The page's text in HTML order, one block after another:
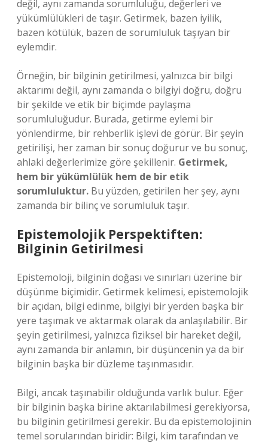
değil, aynı zamanda sorumluluğu, değerleri ve
yükümlülükleri de taşır. Getirmek, bazen iyilik,
bazen kötülük, bazen de sorumluluk taşıyan bir
eylemdir.
Örneğin, bir bilginin getirilmesi, yalnızca bir bilgi
aktarımı değil, aynı zamanda o bilgiyi doğru, doğru
bir şekilde ve etik bir biçimde paylaşma
sorumluluğudur. Burada, getirme eylemi bir
yönlendirme, bir rehberlik işlevi de görür. Bir şeyin
getirilişi, her zaman bir sonuç doğurur ve bu sonuç,
ahlaki değerlerimize göre şekillenir. Getirmek,
hem bir yükümlülük hem de bir etik
sorumluluktur. Bu yüzden, getirilen her şey, aynı
zamanda bir bilinç ve sorumluluk taşır.
Epistemolojik Perspektiften:
Bilginin Getirilmesi
Epistemoloji, bilginin doğası ve sınırları üzerine bir
düşünme biçimidir. Getirmek kelimesi, epistemolojik
bir açıdan, bilgi edinme, bilgiyi bir yerden başka bir
yere taşımak ve aktarmak olarak da anlaşılabilir. Bir
şeyin getirilmesi, yalnızca fiziksel bir hareket değil,
aynı zamanda bir anlamın, bir düşüncenin ya da bir
bilginin başka bir düzleme taşınmasıdır.
Bilgi, ancak taşınabilir olduğunda varlık bulur. Eğer
bir bilginin başka birine aktarılabilmesi gerekiyorsa,
bu bilginin getirilmesi gerekir. Bu da epistemolojinin
temel sorularından biridir: Bilgi, kim tarafından ve